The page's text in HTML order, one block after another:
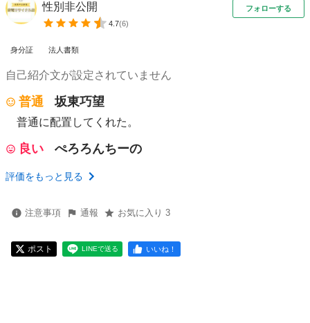
性別非公開
4.7(6)
フォローする
身分証 法人書類
自己紹介文が設定されていません
普通 坂東巧望
普通に配置してくれた。
良い ぺろろんちーの
評価をもっと見る
注意事項 通報 お気に入り 3
ポスト LINEで送る いいね！